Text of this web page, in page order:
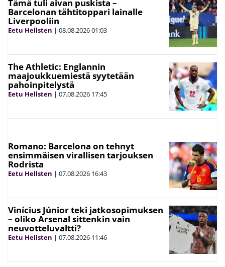
Tämä tuli aivan puskista –
Barcelonan tähtitoppari lainalle
Liverpooliin
Eetu Hellsten | 08.08.202601:03
The Athletic: Englannin
maajoukkuemiestä syytetään
pahoinpitelystä
Eetu Hellsten | 07.08.2026 17:45
Romano: Barcelona on tehnyt
ensimmäisen virallisen tarjouksen
Rodrista
Eetu Hellsten | 07.08.2026 16:43
Vinícius Júnior teki jatkosopimuksen
– oliko Arsenal sittenkin vain
neuvotteluvaltti?
Eetu Hellsten | 07.08.2026 11:46